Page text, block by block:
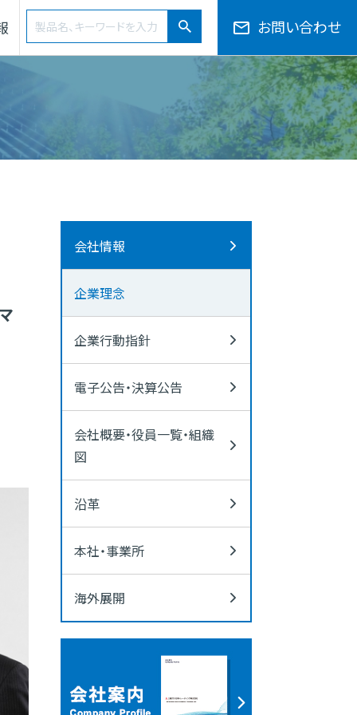
検索ワード
検索 お問い合わせ
会社情報
企業理念
企業行動指針
電子公告・決算公告
会社概要・役員一覧・組織
図
沿革
本社・事業所
海外展開